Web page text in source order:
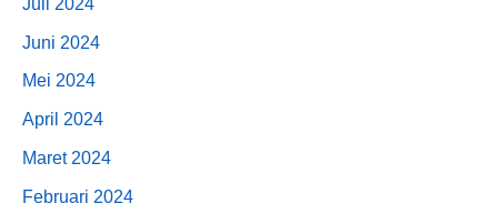
Juni 2024
Mei 2024
April 2024
Maret 2024
Februari 2024